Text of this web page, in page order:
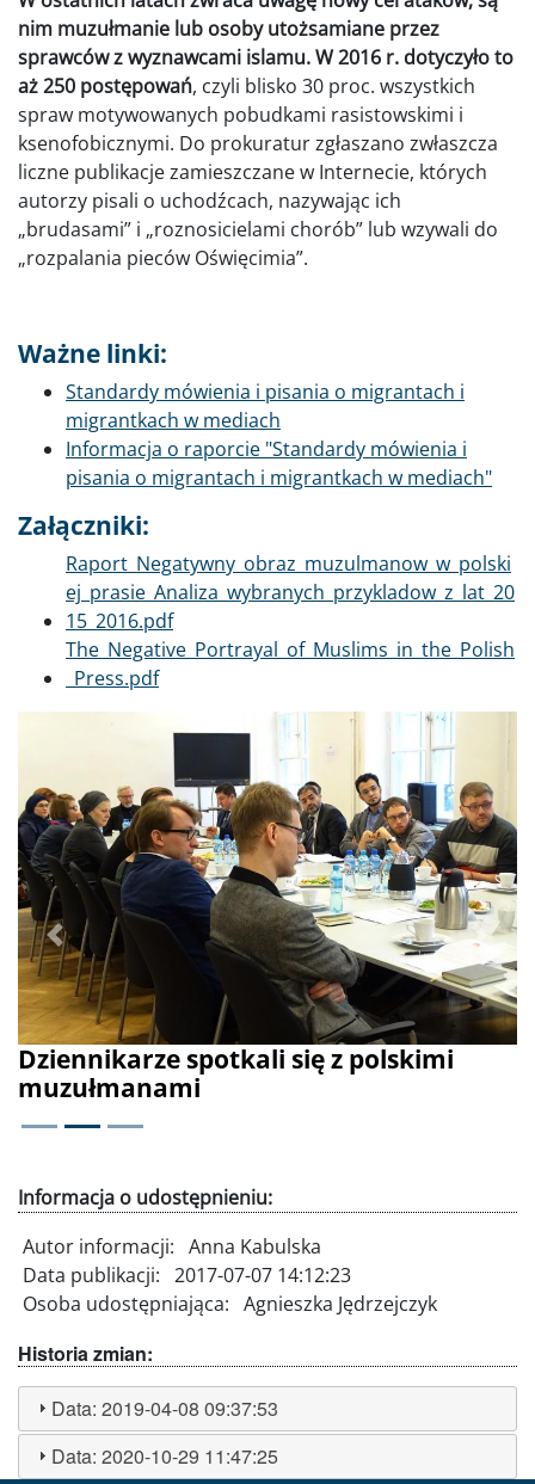
nim muzułmanie lub osoby utożsamiane przez
sprawców z wyznawcami islamu. W 2016 r. dotyczyło to
aż 250 postępowań, czyli blisko 30 proc. wszystkich
spraw motywowanych pobudkami rasistowskimi i
ksenofobicznymi. Do prokuratur zgłaszano zwłaszcza
liczne publikacje zamieszczane w Internecie, których
autorzy pisali o uchodźcach, nazywając ich
„brudasami” i „roznosicielami chorób” lub wzywali do
„rozpalania pieców Oświęcimia”.
Ważne linki:
Standardy mówienia i pisania o migrantach i
migrantkach w mediach
Informacja o raporcie "Standardy mówienia i
pisania o migrantach i migrantkach w mediach"
Załączniki:
Dokument
Raport_Negatywny_obraz_muzulmanow_w_polski
ej_prasie_Analiza_wybranych_przykladow_z_lat_20
15_2016.pdf
Dokument
The_Negative_Portrayal_of_Muslims_in_the_Polish
_Press.pdf
Dziennikarze spotkali się z polskimi
muzułmanami
Poprzednie Dalej
Informacja o udostępnieniu:
Autor informacji: Anna Kabulska
Data publikacji: 2017-07-07 14:12:23
Osoba udostępniająca: Agnieszka Jędrzejczyk
Historia zmian:
Data:2019-04-08 09:37:53
Data:2020-10-29 11:47:25